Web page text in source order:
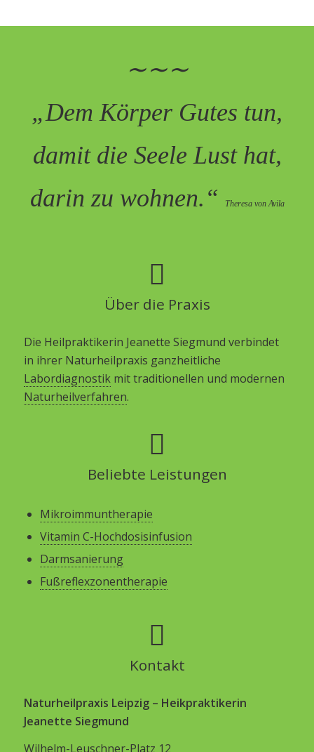
∼∼∼
„Dem Körper Gutes tun,
damit die Seele Lust hat,
darin zu wohnen.“
Theresa von Avila
Über die Praxis
Die Heilpraktikerin Jeanette Siegmund verbindet
in ihrer Naturheilpraxis ganzheitliche
Labordiagnostik mit traditionellen und modernen
Naturheilverfahren.
Beliebte Leistungen
Mikroimmuntherapie
Vitamin C-Hochdosisinfusion
Darmsanierung
Fußreflexzonentherapie
Kontakt
Naturheilpraxis Leipzig – Heikpraktikerin
Jeanette Siegmund
Wilhelm-Leuschner-Platz 12